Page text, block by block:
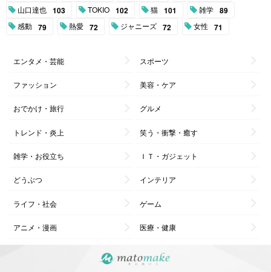
山口達也 103 TOKIO 102 猫 101 雑学 89
感動 79 熱愛 72 ジャニーズ 72 女性 71
エンタメ・芸能 スポーツ
ファッション 美容・ケア
おでかけ・旅行 グルメ
トレンド・炎上 笑う・衝撃・癒す
雑学・お役立ち ＩＴ・ガジェット
どうぶつ インテリア
ライフ・社会 ゲーム
アニメ・漫画 医療・健康